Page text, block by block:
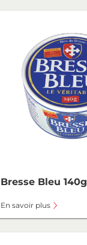
Bresse Bleu 140g
En savoir plus